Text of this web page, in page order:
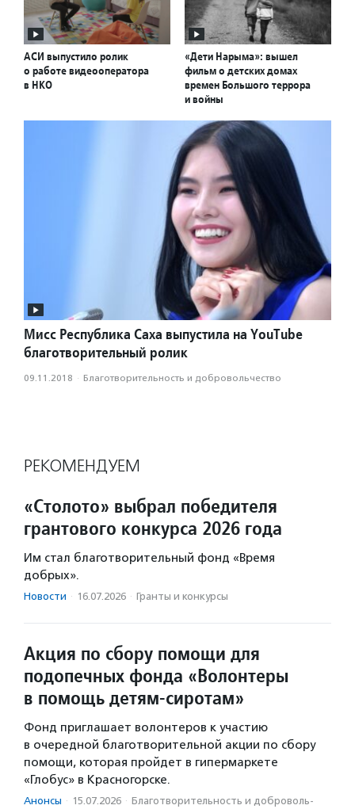
АСИ выпустило ролик
о работе видеооператора
в НКО
«Дети Нарыма»: вышел
фильм о детских домах
времен Большого террора
и войны
Мисс Республика Саха выпустила на YouTube
благотворительный ролик
09.11.2018 · Благотвори­тель­ность и доброволь­чест­во
РЕКОМЕНДУЕМ
«Столото» выбрал победителя
грантового конкурса 2026 года
Им стал благотворительный фонд «Время
добрых».
Новости · 16.07.2026 · Гранты и конкурсы
Акция по сбору помощи для
подопечных фонда «Волонтеры
в помощь детям-сиротам»
Фонд приглашает волонтеров к участию
в очередной благотворительной акции по сбору
помощи, которая пройдет в гипермаркете
«Глобус» в Красногорске.
Анонсы · 15.07.2026 · Благотвори­тель­ность и доброволь­